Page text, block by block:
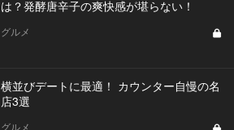
は？発酵唐辛子の爽快感が堪らない！
グルメ
横並びデートに最適！ カウンター自慢の名
店3選
グルメ